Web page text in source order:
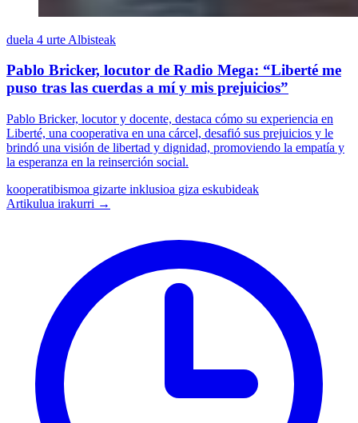
duela 4 urte Albisteak
Pablo Bricker, locutor de Radio Mega: “Liberté me
puso tras las cuerdas a mí y mis prejuicios”
Pablo Bricker, locutor y docente, destaca cómo su experiencia en
Liberté, una cooperativa en una cárcel, desafió sus prejuicios y le
brindó una visión de libertad y dignidad, promoviendo la empatía y
la esperanza en la reinserción social.
kooperatibismoa gizarte inklusioa giza eskubideak
Artikulua irakurri →